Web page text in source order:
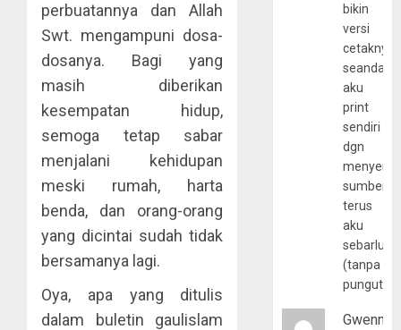
perbuatannya dan Allah
Swt. mengampuni dosa-
dosanya. Bagi yang
masih diberikan
kesempatan hidup,
semoga tetap sabar
menjalani kehidupan
meski rumah, harta
benda, dan orang-orang
yang dicintai sudah tidak
bersamanya lagi.
Oya, apa yang ditulis
dalam buletin gaulislam
bikin
versi
cetaknya
aku
print
sendiri
dgn
sumber
terus
aku
(tanpa
Gwenny